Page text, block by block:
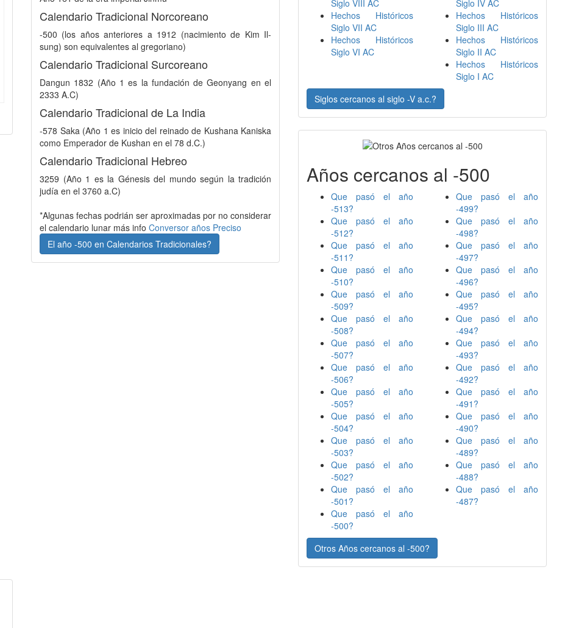
Calendario Tradicional Norcoreano
-500 (los años anteriores a 1912 (nacimiento de Kim Il-
sung) son equivalentes al gregoriano)
Calendario Tradicional Surcoreano
Dangun 1832 (Año 1 es la fundación de Geonyang en el
2333 A.C)
Calendario Tradicional de La India
-578 Saka (Año 1 es inicio del reinado de Kushana Kaniska
como Emperador de Kushan en el 78 d.C.)
Calendario Tradicional Hebreo
3259 (Año 1 es la Génesis del mundo según la tradición
judía en el 3760 a.C)
*Algunas fechas podrián ser aproximadas por no considerar
el calendario lunar más info Conversor años Preciso
El año -500 en Calendarios Tradicionales?
Siglo VIII AC
Hechos Históricos
Siglo VII AC
Hechos Históricos
Siglo VI AC
Siglo IV AC
Hechos Históricos
Siglo III AC
Hechos Históricos
Siglo II AC
Hechos Históricos
Siglo I AC
Siglos cercanos al siglo -V a.c.?
Años cercanos al -500
Que pasó el año
-513?
Que pasó el año
-512?
Que pasó el año
-511?
Que pasó el año
-510?
Que pasó el año
-509?
Que pasó el año
-508?
Que pasó el año
-507?
Que pasó el año
-506?
Que pasó el año
-505?
Que pasó el año
-504?
Que pasó el año
-503?
Que pasó el año
-502?
Que pasó el año
-501?
Que pasó el año
-500?
Que pasó el año
-499?
Que pasó el año
-498?
Que pasó el año
-497?
Que pasó el año
-496?
Que pasó el año
-495?
Que pasó el año
-494?
Que pasó el año
-493?
Que pasó el año
-492?
Que pasó el año
-491?
Que pasó el año
-490?
Que pasó el año
-489?
Que pasó el año
-488?
Que pasó el año
-487?
Otros Años cercanos al -500?